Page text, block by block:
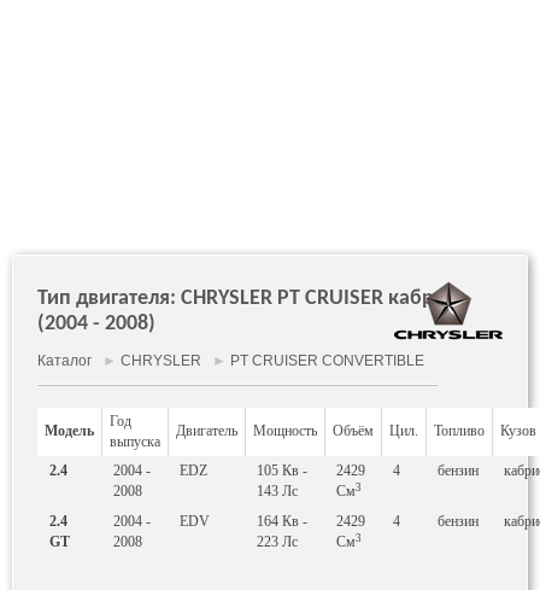
Тип двигателя: CHRYSLER PT CRUISER кабрио
(2004 - 2008)
Каталог ► CHRYSLER ► PT CRUISER CONVERTIBLE
Модель
Год
выпуска
Двигатель Мощность Объём Цил. Топливо Кузов
2.4
2004 -
2008
EDZ 105 Кв -
143 Лс
2429
См3
4 бензин
2.4
GT
2004 -
2008
EDV 164 Кв -
223 Лс
2429
См3
4 бензин